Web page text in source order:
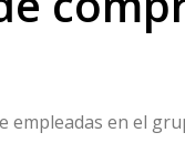
en el